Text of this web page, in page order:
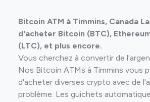
Bitcoin ATM à Timmins, Canada
d'acheter Bitcoin (BTC),
(LTC), et plus encore.
Vous cherchez à convertir de
Nos Bitcoin ATMs à Timmins vous
d'acheter diverses crypto avec de
problème. Les guichets